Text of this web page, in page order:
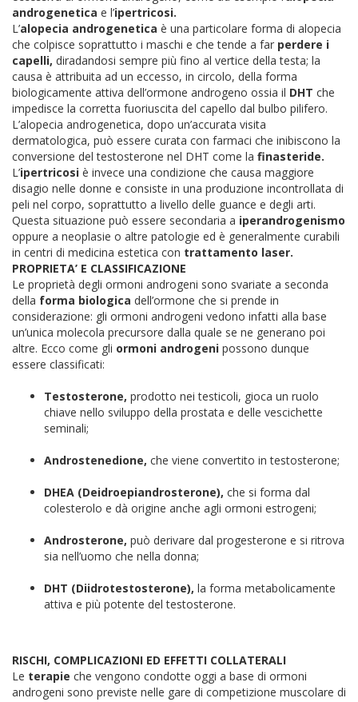
androgenetica e l’ipertricosi.
L’alopecia androgenetica è una particolare forma di alopecia
che colpisce soprattutto i maschi e che tende a far perdere i
capelli, diradandosi sempre più fino al vertice della testa; la
causa è attribuita ad un eccesso, in circolo, della forma
biologicamente attiva dell’ormone androgeno ossia il DHT che
impedisce la corretta fuoriuscita del capello dal bulbo pilifero.
L’alopecia androgenetica, dopo un’accurata visita
dermatologica, può essere curata con farmaci che inibiscono la
conversione del testosterone nel DHT come la finasteride.
L’ipertricosi è invece una condizione che causa maggiore
disagio nelle donne e consiste in una produzione incontrollata di
peli nel corpo, soprattutto a livello delle guance e degli arti.
Questa situazione può essere secondaria a iperandrogenismo
oppure a neoplasie o altre patologie ed è generalmente curabili
in centri di medicina estetica con trattamento laser.
PROPRIETA’ E CLASSIFICAZIONE
Le proprietà degli ormoni androgeni sono svariate a seconda
della forma biologica dell’ormone che si prende in
considerazione: gli ormoni androgeni vedono infatti alla base
un’unica molecola precursore dalla quale se ne generano poi
altre. Ecco come gli ormoni androgeni possono dunque
essere classificati:
Testosterone, prodotto nei testicoli, gioca un ruolo
chiave nello sviluppo della prostata e delle vescichette
seminali;
Androstenedione, che viene convertito in testosterone;
DHEA (Deidroepiandrosterone), che si forma dal
colesterolo e dà origine anche agli ormoni estrogeni;
Androsterone, può derivare dal progesterone e si ritrova
sia nell’uomo che nella donna;
DHT (Diidrotestosterone), la forma metabolicamente
attiva e più potente del testosterone.
RISCHI, COMPLICAZIONI ED EFFETTI COLLATERALI
Le terapie che vengono condotte oggi a base di ormoni
androgeni sono previste nelle gare di competizione muscolare di